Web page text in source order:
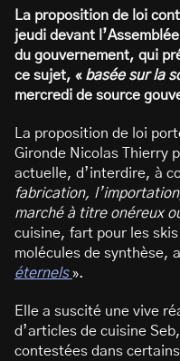
La proposition de loi
jeudi devant
du gouvernement, qui
ce sujet, « basée sur la
mercredi de source
La proposition de loi
Gironde Nicolas Thierry
actuelle, d’interdire, à
fabrication,
marché à titre onéreux
cuisine, fart pour les
molécules de synthèse,
éternels».
Elle a suscité une vive
d’articles de cuisine
contestées dans